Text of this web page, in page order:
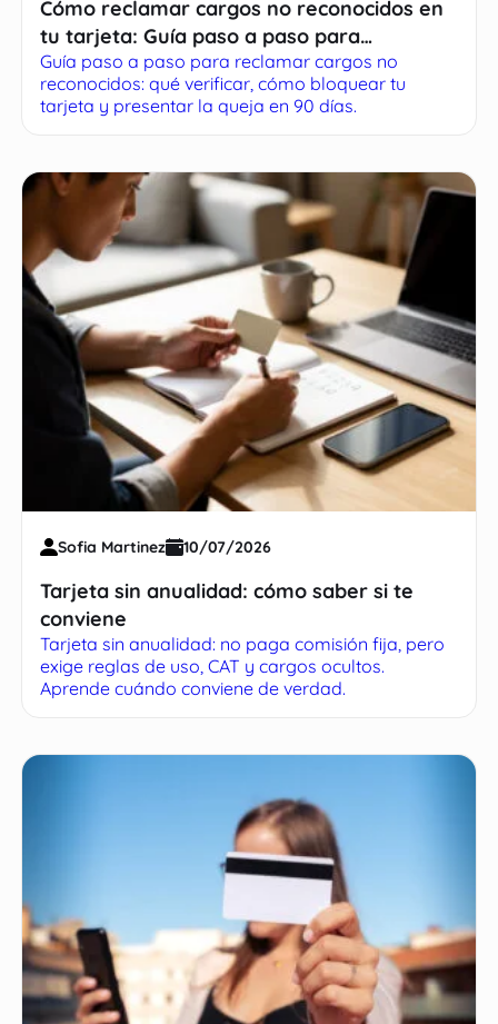
Cómo reclamar cargos no reconocidos en
tu tarjeta: Guía paso a paso para
recuperar tu dinero
Guía paso a paso para reclamar cargos no
reconocidos: qué verificar, cómo bloquear tu
tarjeta y presentar la queja en 90 días.
Sofia Martinez 10/07/2026
Tarjeta sin anualidad: cómo saber si te
conviene
Tarjeta sin anualidad: no paga comisión fija, pero
exige reglas de uso, CAT y cargos ocultos.
Aprende cuándo conviene de verdad.